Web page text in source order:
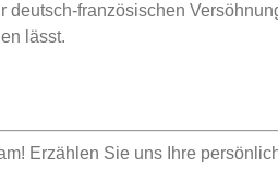
französischen
lässt.
Erzählen Sie uns Ihre